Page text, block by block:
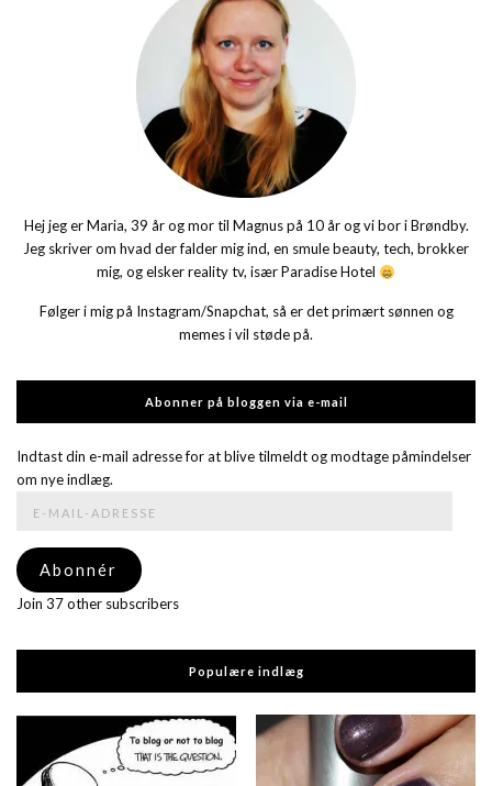
Hej jeg er Maria, 39 år og mor til Magnus på 10 år og vi bor i Brøndby.
Jeg skriver om hvad der falder mig ind, en smule beauty, tech, brokker
mig, og elsker reality tv, især Paradise Hotel
Følger i mig på Instagram/Snapchat, så er det primært sønnen og
memes i vil støde på.
Abonner på bloggen via e-mail
Indtast din e-mail adresse for at blive tilmeldt og modtage påmindelser
om nye indlæg.
adresse
Abonnér
Join 37 other subscribers
Populære indlæg